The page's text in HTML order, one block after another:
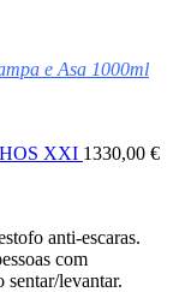
e Asa 1000ml
XXI 1330,00 €
anti-escaras.
com
levantar.